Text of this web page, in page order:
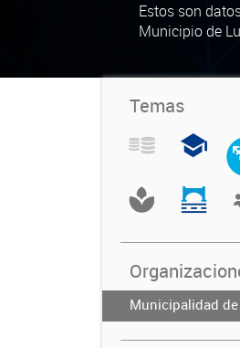
Estos son
Municipio de
Temas
Municipalidad